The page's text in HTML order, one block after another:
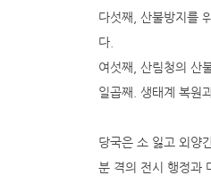
다섯째, 산불방지를
다.
여섯째, 산림청의 산
일곱째. 생태계 복원
당국은 소 잃고 외양
분 격의 전시 행정과